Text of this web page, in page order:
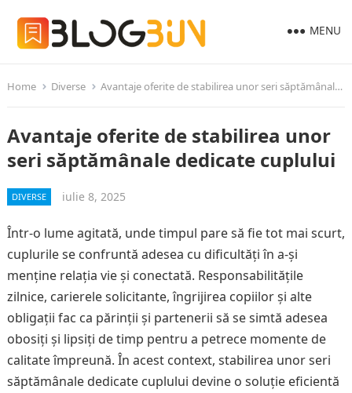
MENU
Home Diverse Avantaje oferite de stabilirea unor seri săptămânale dedicate cuplului
Avantaje oferite de stabilirea unor
seri săptămânale dedicate cuplului
DIVERSE iulie 8, 2025
Într-o lume agitată, unde timpul pare să fie tot mai scurt,
cuplurile se confruntă adesea cu dificultăți în a-și
menține relația vie și conectată. Responsabilitățile
zilnice, carierele solicitante, îngrijirea copiilor și alte
obligații fac ca părinții și partenerii să se simtă adesea
obosiți și lipsiți de timp pentru a petrece momente de
calitate împreună. În acest context, stabilirea unor seri
săptămânale dedicate cuplului devine o soluție eficientă